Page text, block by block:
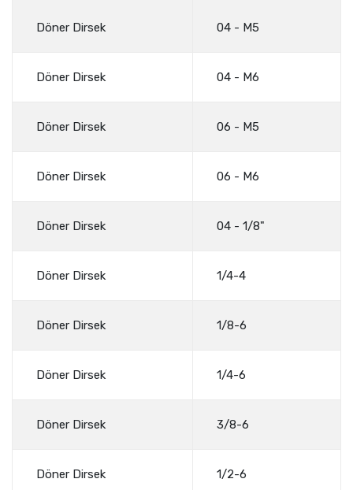
Döner Dirsek 04 - M5
Döner Dirsek 04 - M6
Döner Dirsek 06 - M5
Döner Dirsek 06 - M6
Döner Dirsek 04 - 1/8"
Döner Dirsek 1/4-4
Döner Dirsek 1/8-6
Döner Dirsek 1/4-6
Döner Dirsek 3/8-6
Döner Dirsek 1/2-6